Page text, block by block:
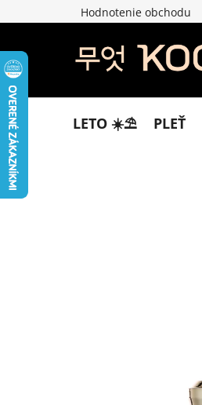
na
Hodnotenie obchodu
LETO ☀️​⛱️​ PLEŤ